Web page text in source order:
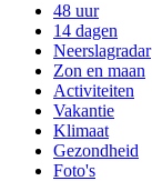
48 uur
14 dagen
Neerslagradar
Zon en maan
Activiteiten
Vakantie
Klimaat
Gezondheid
Foto's